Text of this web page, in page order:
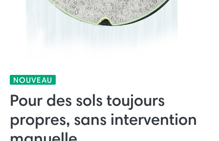
NOUVEAU
Pour des sols toujours
propres, sans intervention